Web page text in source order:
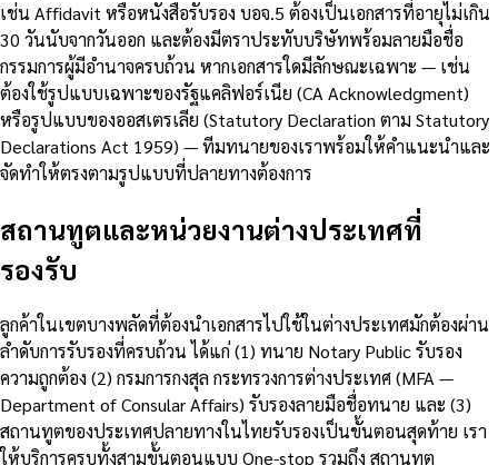
เช่น Affidavit หรือหนังสือรับรอง บอจ.5 ต้องเป็นเอกสารที่อายุไม่เกิน
30 วันนับจากวันออก และต้องมีตราประทับบริษัทพร้อมลายมือชื่อ
กรรมการผู้มีอำนาจครบถ้วน หากเอกสารใดมีลักษณะเฉพาะ — เช่น
ต้องใช้รูปแบบเฉพาะของรัฐแคลิฟอร์เนีย (CA Acknowledgment)
หรือรูปแบบของออสเตรเลีย (Statutory Declaration ตาม Statutory
Declarations Act 1959) — ทีมทนายของเราพร้อมให้คำแนะนำและ
จัดทำให้ตรงตามรูปแบบที่ปลายทางต้องการ
สถานทูตและหน่วยงานต่างประเทศที่
รองรับ
ลูกค้าในเขตบางพลัดที่ต้องนำเอกสารไปใช้ในต่างประเทศมักต้องผ่าน
ลำดับการรับรองที่ครบถ้วน ได้แก่ (1) ทนาย Notary Public รับรอง
ความถูกต้อง (2) กรมการกงสุล กระทรวงการต่างประเทศ (MFA —
Department of Consular Affairs) รับรองลายมือชื่อทนาย และ (3)
สถานทูตของประเทศปลายทางในไทยรับรองเป็นขั้นตอนสุดท้าย เรา
ให้บริการครบทั้งสามขั้นตอนแบบ One-stop รวมถึง สถานทูต